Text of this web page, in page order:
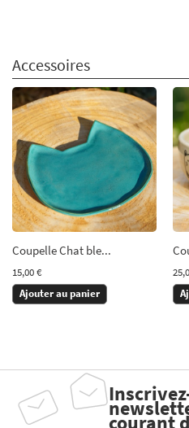
Accessoires
Coupelle Chat ble...
15,00 €
Ajouter au panier
courant